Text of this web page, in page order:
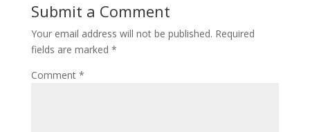
Submit a Comment
Your email address will not be published. Required
fields are marked *
Comment *